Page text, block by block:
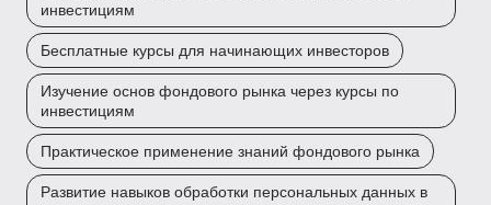
инвестициям
Бесплатные курсы для начинающих инвесторов
Изучение основ фондового рынка через курсы по
инвестициям
Практическое применение знаний фондового рынка
Развитие навыков обработки персональных данных в